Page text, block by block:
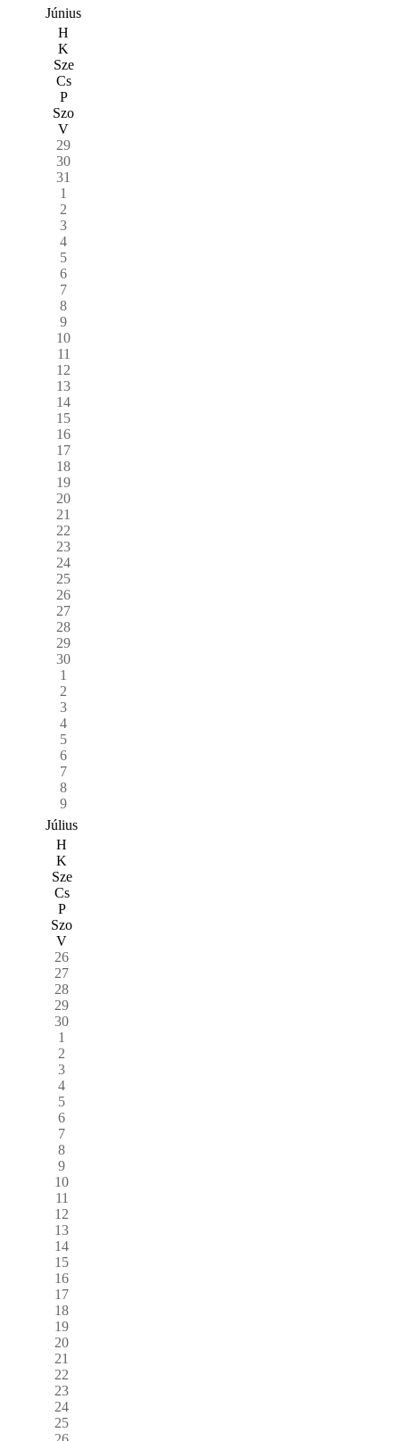
Június
H
K
Sze
Cs
P
Szo
V
29
30
31
1
2
3
4
5
6
7
8
9
10
11
12
13
14
15
16
17
18
19
20
21
22
23
24
25
26
27
28
29
30
1
2
3
4
5
6
7
8
9
Július
H
K
Sze
Cs
P
Szo
V
26
27
28
29
30
1
2
3
4
5
6
7
8
9
10
11
12
13
14
15
16
17
18
19
20
21
22
23
24
25